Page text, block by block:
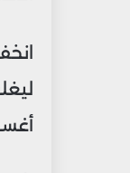
أغسطس بنسبة